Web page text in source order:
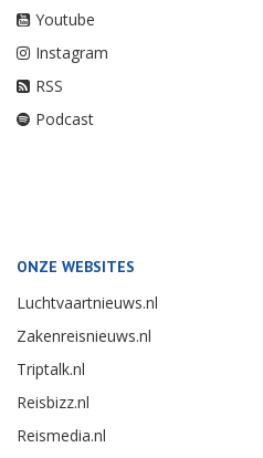
Youtube
Instagram
RSS
Podcast
ONZE WEBSITES
Luchtvaartnieuws.nl
Zakenreisnieuws.nl
Triptalk.nl
Reisbizz.nl
Reismedia.nl